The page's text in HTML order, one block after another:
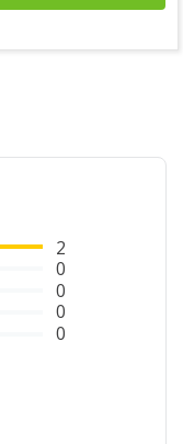
2
0
0
0
0